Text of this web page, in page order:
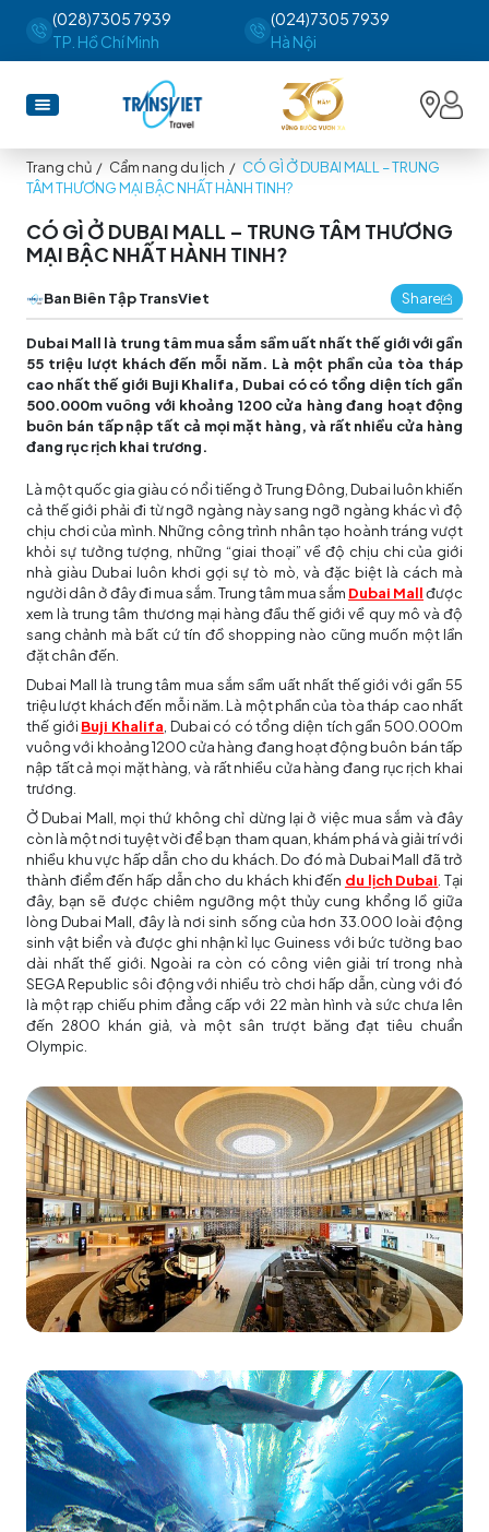
(028)7305 7939
TP. Hồ Chí Minh
(024)7305 7939
Hà Nội
Trang chủ / Cẩm nang du lịch / CÓ GÌ Ở DUBAI MALL – TRUNG
TÂM THƯƠNG MẠI BẬC NHẤT HÀNH TINH?
CÓ GÌ Ở DUBAI MALL – TRUNG TÂM THƯƠNG
MẠI BẬC NHẤT HÀNH TINH?
Ban Biên Tập TransViet Share
Dubai Mall là trung tâm mua sắm sầm uất nhất thế giới với gần
55 triệu lượt khách đến mỗi năm. Là một phần của tòa tháp
cao nhất thế giới Buji Khalifa, Dubai có có tổng diện tích gần
500.000m vuông với khoảng 1200 cửa hàng đang hoạt động
buôn bán tấp nập tất cả mọi mặt hàng, và rất nhiều cửa hàng
đang rục rịch khai trương.
Là một quốc gia giàu có nổi tiếng ở Trung Đông, Dubai luôn khiến
cả thế giới phải đi từ ngỡ ngàng này sang ngỡ ngàng khác vì độ
chịu chơi của mình. Những công trình nhân tạo hoành tráng vượt
khỏi sự tưởng tượng, những “giai thoại” về độ chịu chi của giới
nhà giàu Dubai luôn khơi gợi sự tò mò, và đặc biệt là cách mà
người dân ở đây đi mua sắm. Trung tâm mua sắm Dubai Mallđược
xem là trung tâm thương mại hàng đầu thế giới về quy mô và độ
sang chảnh mà bất cứ tín đồ shopping nào cũng muốn một lần
đặt chân đến.
Dubai Mall là trung tâm mua sắm sầm uất nhất thế giới với gần 55
triệu lượt khách đến mỗi năm. Là một phần của tòa tháp cao nhất
thế giới Buji Khalifa , Dubai có có tổng diện tích gần 500.000m
vuông với khoảng 1200 cửa hàng đang hoạt động buôn bán tấp
nập tất cả mọi mặt hàng, và rất nhiều cửa hàng đang rục rịch khai
trương.
Ở Dubai Mall, mọi thứ không chỉ dừng lại ở việc mua sắm và đây
còn là một nơi tuyệt vời để bạn tham quan, khám phá và giải trí với
nhiều khu vực hấp dẫn cho du khách. Do đó mà Dubai Mall đã trở
thành điểm đến hấp dẫn cho du khách khi đến du lịch Dubai . Tại
đây, bạn sẽ được chiêm ngưỡng một thủy cung khổng lồ giữa
lòng Dubai Mall, đây là nơi sinh sống của hơn 33.000 loài động
sinh vật biển và được ghi nhận kỉ lục Guiness với bức tường bao
dài nhất thế giới. Ngoài ra còn có công viên giải trí trong nhà
SEGA Republic sôi động với nhiều trò chơi hấp dẫn, cùng với đó
là một rạp chiếu phim đẳng cấp với 22 màn hình và sức chưa lên
đến 2800 khán giả, và một sân trượt băng đạt tiêu chuẩn
Olympic.